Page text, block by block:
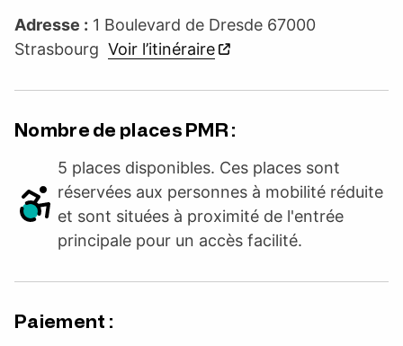
Adresse : 1 Boulevard de Dresde 67000
Strasbourg Voir l’itinéraire
Nombre de places PMR :
5 places disponibles. Ces places sont
réservées aux personnes à mobilité réduite
et sont situées à proximité de l'entrée
principale pour un accès facilité.
Paiement :